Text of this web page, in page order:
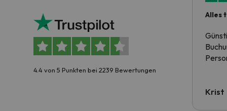
4.4 von 5 Punkten bei 2239 Bewertungen
Alles
Krist